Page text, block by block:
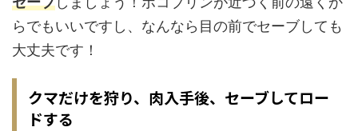
らでもいいですし、なんなら目の前でセーブしても
大丈夫です！
クマだけを狩り、肉入手後、セーブしてロー
ドする